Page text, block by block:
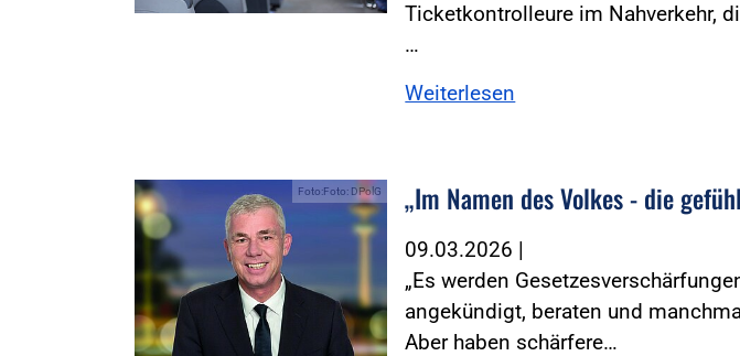
Ticketkontrolleure im Nahverkehr,
…
Weiterlesen
Foto:Foto: DPolG „Im Namen des Volkes - die
09.03.2026 |
„Es werden
angekündigt, beraten und
Aber haben schärfere…